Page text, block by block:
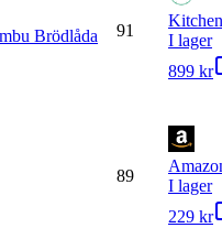
Brödlåda
91
I lager
899 kr
89
I lager
229 kr